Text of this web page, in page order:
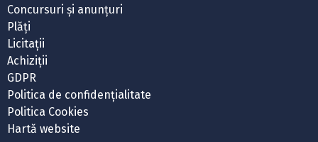
Concursuri și anunțuri
Plăți
Licitații
Achiziții
GDPR
Politica de confidențialitate
Politica Cookies
Hartă website